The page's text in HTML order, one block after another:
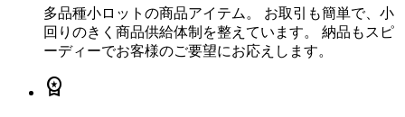
多品種小ロットの商品アイテム。 お取引も簡単で、小
回りのきく商品供給体制を整えています。 納品もスピ
ーディーでお客様のご要望にお応えします。
workspace_premium